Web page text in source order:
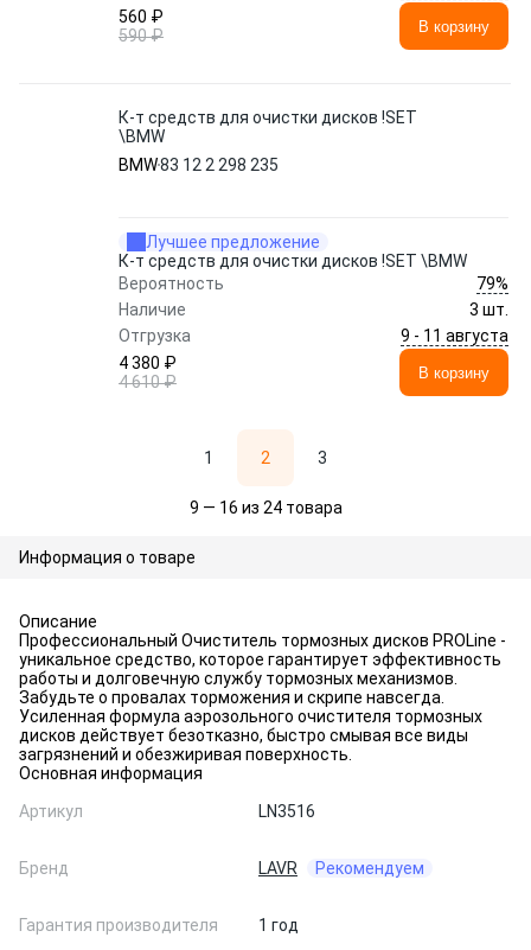
560 ₽
590 ₽
В корзину
К-т средств для очистки дисков !SET
\BMW
BMW83 12 2 298 235
Лучшее предложение
К-т средств для очистки дисков !SET \BMW
Вероятность
79%
Наличие
3 шт.
Отгрузка
9 - 11 августа
4 380 ₽
4 610 ₽
В корзину
1 2 3
9 — 16 из 24 товара
Информация о товаре
Описание
Профессиональный Очиститель тормозных дисков PROLine -
уникальное средство, которое гарантирует эффективность
работы и долговечную службу тормозных механизмов.
Забудьте о провалах торможения и скрипе навсегда.
Усиленная формула аэрозольного очистителя тормозных
дисков действует безотказно, быстро смывая все виды
загрязнений и обезжиривая поверхность.
Основная информация
Артикул
LN3516
Бренд LAVR Рекомендуем
Гарантия производителя 1 год